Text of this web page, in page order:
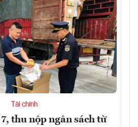
Tài chính
thu nộp ngân sách từ